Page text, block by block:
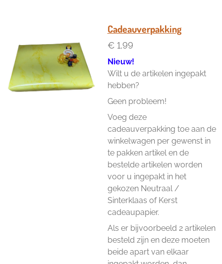
e
Cadeauverpakking
€ 1,99
Nieuw!
Wilt u de artikelen ingepakt
hebben?
Geen probleem!
Voeg deze
cadeauverpakking toe aan de
winkelwagen per gewenst in
te pakken artikel en de
bestelde artikelen worden
voor u ingepakt in het
gekozen Neutraal /
Sinterklaas of Kerst
cadeaupapier.
Als er bijvoorbeeld 2 artikelen
besteld zijn en deze moeten
beide apart van elkaar